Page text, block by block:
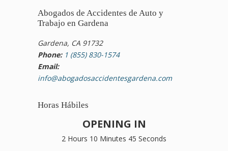
Abogados de Accidentes de Auto y
Trabajo en Gardena
Gardena, CA 91732
Phone: 1 (855) 830-1574
Email:
info@abogadosaccidentesgardena.com
Horas Hábiles
OPENING IN
2 Hours 10 Minutes 44 Seconds